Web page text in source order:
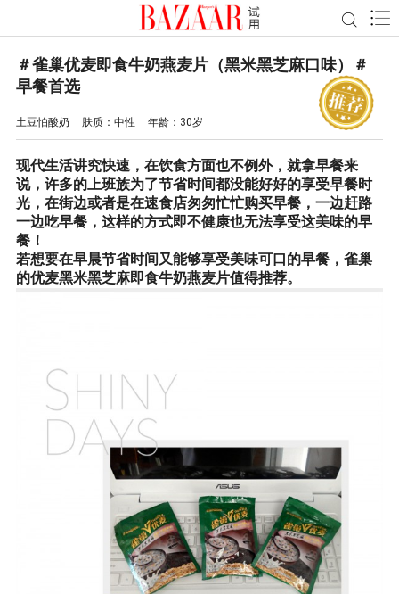
＃雀巢优麦即食牛奶燕麦片（黑米黑芝麻口味）＃
早餐首选
土豆怕酸奶 肤质： 中性 年龄： 30岁
现代生活讲究快速，在饮食方面也不例外，就拿早餐来
说，许多的上班族为了节省时间都没能好好的享受早餐时
光，在街边或者是在速食店匆匆忙忙购买早餐，一边赶路
一边吃早餐，这样的方式即不健康也无法享受这美味的早
餐！
若想要在早晨节省时间又能够享受美味可口的早餐，雀巢
的优麦黑米黑芝麻即食牛奶燕麦片值得推荐。